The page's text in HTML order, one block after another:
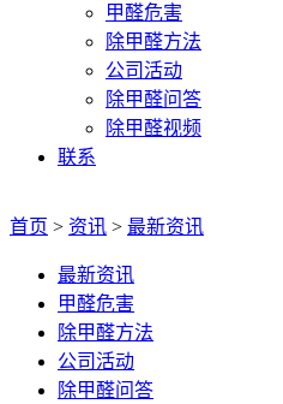
甲醛危害
除甲醛方法
公司活动
除甲醛问答
除甲醛视频
联系
首页 > 资讯 > 最新资讯
最新资讯
甲醛危害
除甲醛方法
公司活动
除甲醛问答